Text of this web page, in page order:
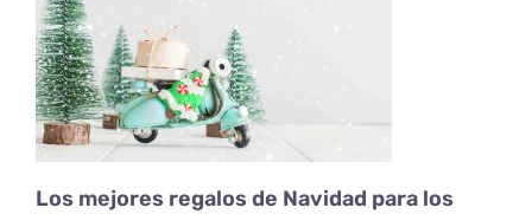
Los mejores regalos de Navidad para los